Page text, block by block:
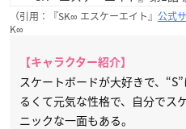
（引用：『SK∞ エスケーエイト』 公式
K∞
【キャラクター紹介】
スケートボードが大好きで、
るくて元気な性格で、自分でス
ニックな一面もある。